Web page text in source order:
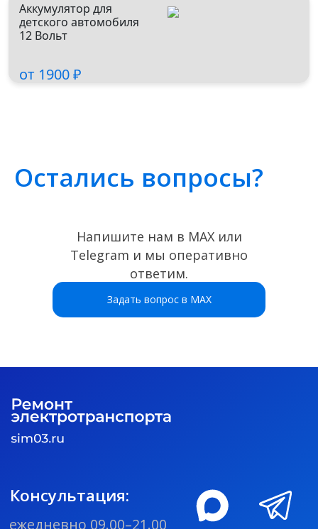
Аккумулятор для
детского автомобиля
12 Вольт
от 1900 ₽
Остались вопросы?
Напишите нам в MAX или
Telegram и мы оперативно
ответим.
Задать вопрос в MAX
Выездной ремонт
Отзывы
FAQ